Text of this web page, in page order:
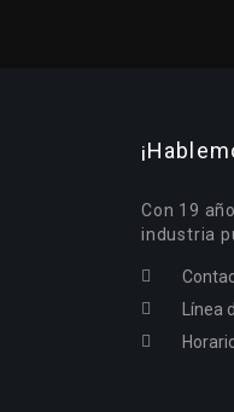
Con 19
industria
Línea